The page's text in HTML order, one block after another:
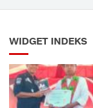
WIDGET INDEKS